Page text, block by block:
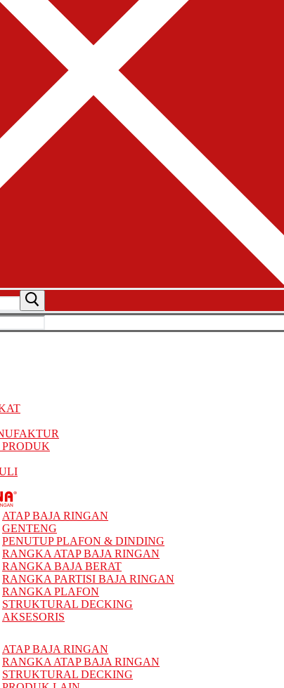
ATAP BAJA RINGAN
GENTENG
PENUTUP PLAFON & DINDING
RANGKA ATAP BAJA RINGAN
RANGKA BAJA BERAT
RANGKA PARTISI BAJA RINGAN
RANGKA PLAFON
STRUKTURAL DECKING
AKSESORIS
ATAP BAJA RINGAN
RANGKA ATAP BAJA RINGAN
STRUKTURAL DECKING